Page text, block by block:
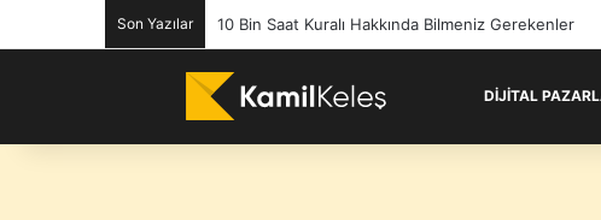
Son Yazılar 10 Bin Saat Kuralı Hakkında Bilmeniz Gerekenler
DIJITAL